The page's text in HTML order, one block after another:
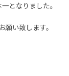
となりました。
い致します。